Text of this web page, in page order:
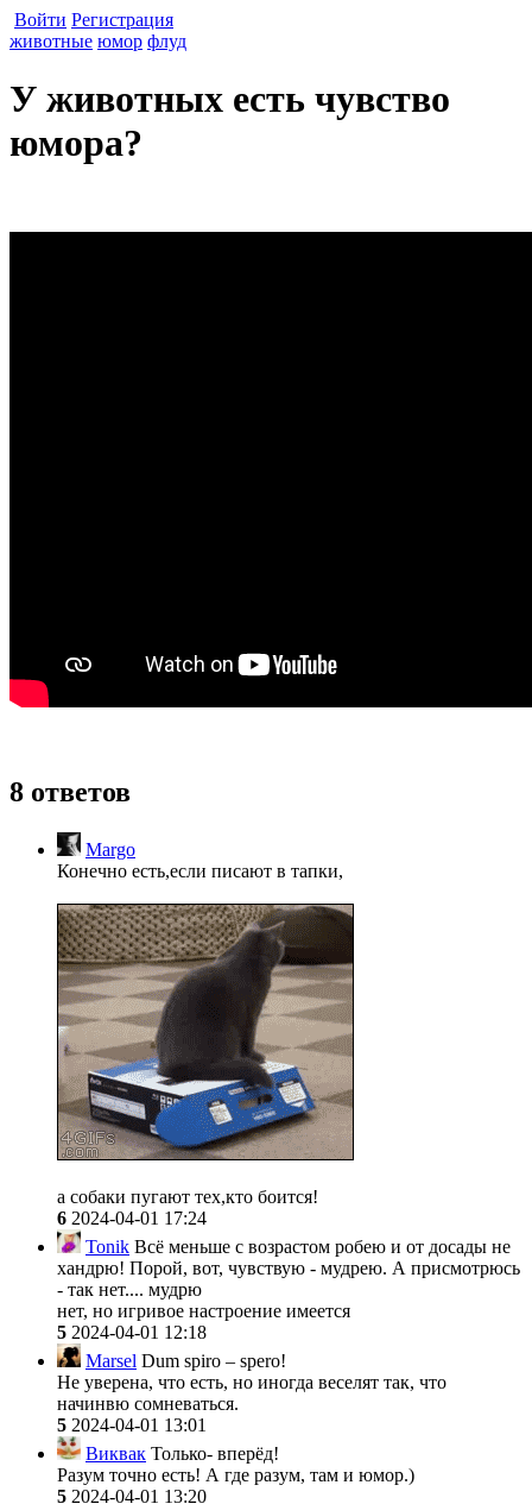
Войти Регистрация
животные юмор флуд
У животных есть чувство
юмора?
8 ответов
Margo
Конечно есть,если писают в тапки,
а собаки пугают тех,кто боится!
6 2024-04-01 17:24
Tonik Всё меньше с возрастом робею и от досады не
хандрю! Порой, вот, чувствую - мудрею. А присмотрюсь
- так нет.... мудрю
нет, но игривое настроение имеется
5 2024-04-01 12:18
Marsel Dum spiro – spero!
Не уверена, что есть, но иногда веселят так, что
начинвю сомневаться.
5 2024-04-01 13:01
Виквак Только- вперёд!
Разум точно есть! А где разум, там и юмор.)
5 2024-04-01 13:20